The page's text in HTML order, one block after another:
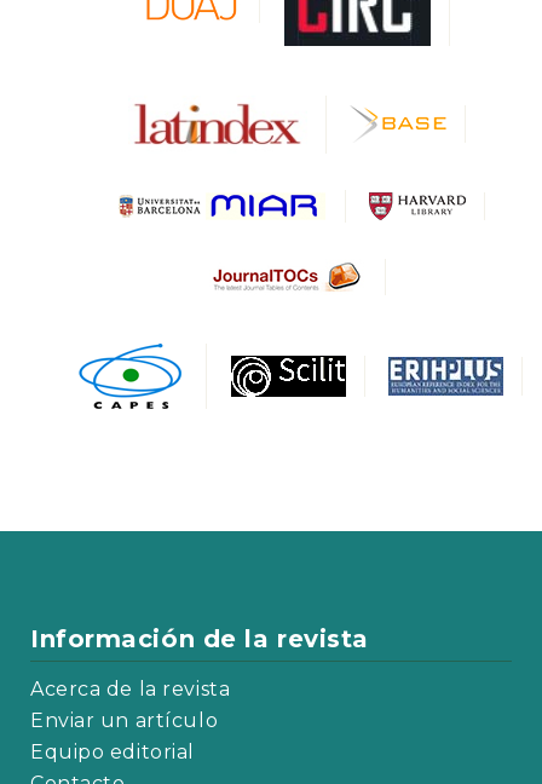
Información de la revista
Acerca de la revista
Enviar un artículo
Equipo editorial